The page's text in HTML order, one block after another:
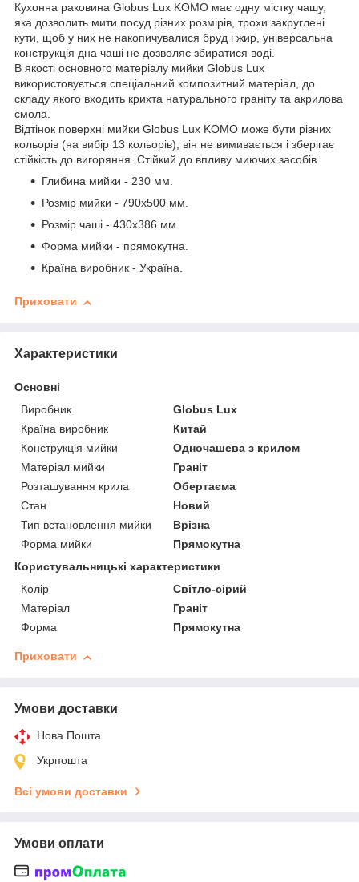
Кухонна раковина Globus Lux KOMO має одну містку чашу,
яка дозволить мити посуд різних розмірів, трохи закруглені
кути, щоб у них не накопичувалися бруд і жир, універсальна
конструкція дна чаші не дозволяє збиратися воді.
В якості основного матеріалу мийки Globus Lux
використовується спеціальний композитний матеріал, до
складу якого входить крихта натурального граніту та акрилова
смола.
Відтінок поверхні мийки Globus Lux KOMO може бути різних
кольорів (на вибір 13 кольорів), він не вимивається і зберігає
стійкість до вигоряння. Стійкий до впливу миючих засобів.
Глибина мийки - 230 мм.
Розмір мийки - 790х500 мм.
Розмір чаші - 430х386 мм.
Форма мийки - прямокутна.
Країна виробник - Україна.
Приховати
Характеристики
Основні
Виробник
Globus Lux
Країна виробник
Китай
Конструкція мийки
Одночашева з крилом
Матеріал мийки
Граніт
Розташування крила
Обертаєма
Стан
Новий
Тип встановлення мийки
Врізна
Форма мийки
Прямокутна
Користувальницькі характеристики
Колір
Світло-сірий
Матеріал
Граніт
Форма
Прямокутна
Приховати
Умови доставки
Нова Пошта
Укрпошта
Всі умови доставки
Умови оплати